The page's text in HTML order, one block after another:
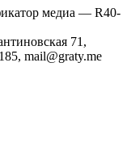
медиа — R40-
71,
mail@graty.me